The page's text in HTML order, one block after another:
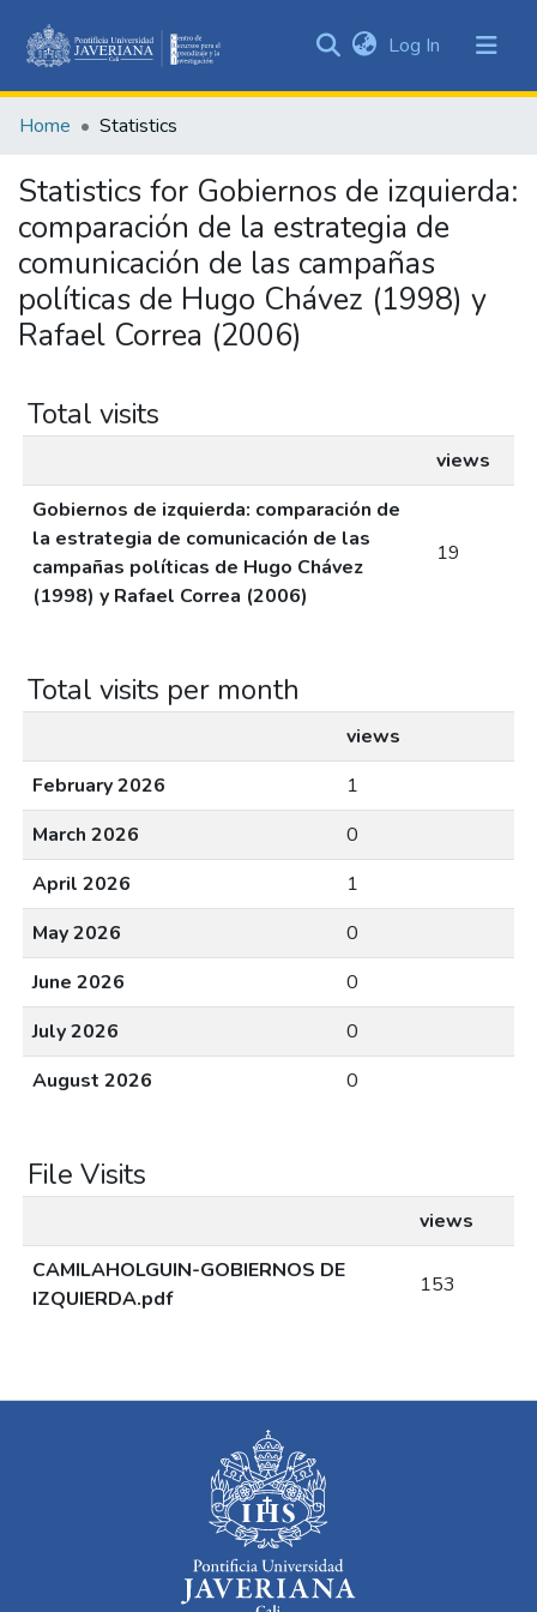
&
All of DSpace
Log In (current)
Home Statistics
Statistics for Gobiernos de izquierda:
comparación de la estrategia de
comunicación de las campañas
políticas de Hugo Chávez (1998) y
Rafael Correa (2006)
Total visits
views
Gobiernos de izquierda: comparación de
la estrategia de comunicación de las
campañas políticas de Hugo Chávez
(1998) y Rafael Correa (2006)
19
Total visits per month
views
February 2026
1
March 2026
0
April 2026
1
May 2026
0
June 2026
0
July 2026
0
August 2026
0
File Visits
views
CAMILAHOLGUIN-GOBIERNOS DE
IZQUIERDA.pdf
153